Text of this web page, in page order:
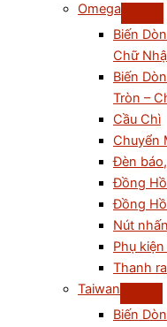
Omega
Biến
Chữ
Biến
Tròn –
Cầu Chì
Chuyển
Đèn
Đồng
Đồng
Nút
Phụ
Thanh
Taiwan
Biến